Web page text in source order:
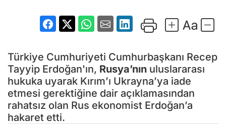
Türkiye Cumhuriyeti Cumhurbaşkanı Recep
Tayyip Erdoğan'ın, Rusya’nın uluslararası
hukuka uyarak Kırım’ı Ukrayna’ya iade
etmesi gerektiğine dair açıklamasından
rahatsız olan Rus ekonomist Erdoğan’a
hakaret etti.